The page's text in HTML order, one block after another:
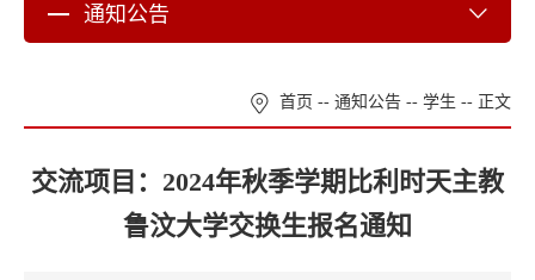
通知公告
首页 -- 通知公告 -- 学生 -- 正文
交流项目：2024年秋季学期比利时天主教
鲁汶大学交换生报名通知